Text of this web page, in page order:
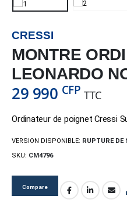
CRESSI
MONTRE ORDI
LEONARDO
29 990 CFP TTC
Ordinateur de poignet Cressi
VERSION DISPONIBLE: RUPTURE DE
SKU: CM4796
Compare